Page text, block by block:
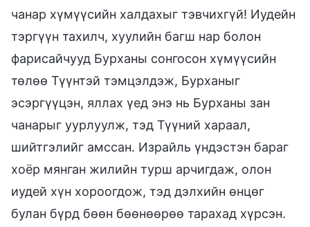
чанар хүмүүсийн халдахыг тэвчихгүй! Иудейн
тэргүүн тахилч, хуулийн багш нар болон
фарисайчууд Бурханы сонгосон хүмүүсийн
төлөө Түүнтэй тэмцэлдэж, Бурханыг
эсэргүүцэн, яллах үед энэ нь Бурханы зан
чанарыг уурлуулж, тэд Түүний хараал,
шийтгэлийг амссан. Израйль үндэстэн бараг
хоёр мянган жилийн турш арчигдаж, олон
иудей хүн хороогдож, тэд дэлхийн өнцөг
булан бүрд бөөн бөөнөөрөө тарахад хүрсэн.